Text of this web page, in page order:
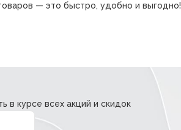
— это быстро, удобно и выгодно!
в курсе всех акций и скидок